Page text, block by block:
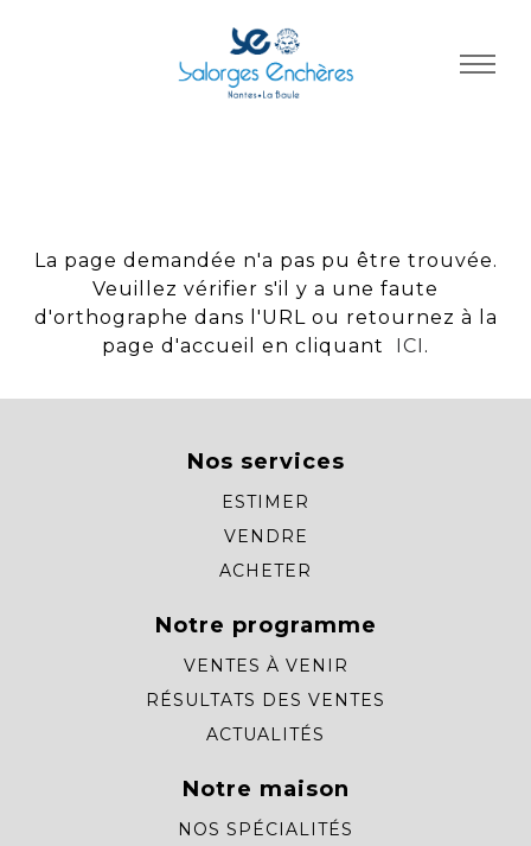
La page demandée n'a pas pu être trouvée.
Veuillez vérifier s'il y a une faute
d'orthographe dans l'URL ou retournez à la
page d'accueil en cliquant
ICI .
Nos services
ESTIMER
VENDRE
ACHETER
Notre programme
VENTES À VENIR
RÉSULTATS DES VENTES
ACTUALITÉS
Notre maison
NOS SPÉCIALITÉS